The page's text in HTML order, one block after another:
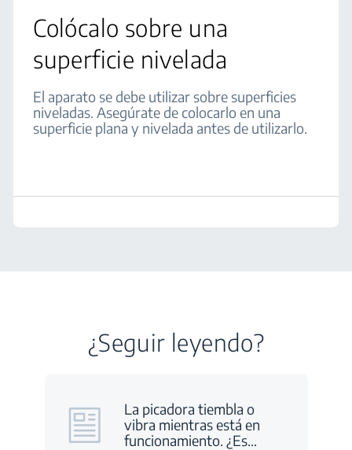
Colócalo sobre una
superficie nivelada
El aparato se debe utilizar sobre superficies
niveladas. Asegúrate de colocarlo en una
superficie plana y nivelada antes de utilizarlo.
¿Seguir leyendo?
La picadora tiembla o
vibra mientras está en
funcionamiento. ¿Es…